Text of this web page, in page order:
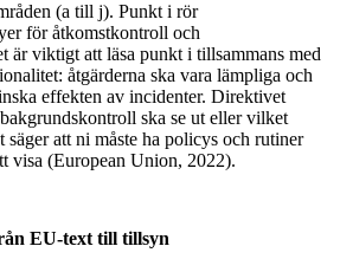
(a till j). Punkt i rör
för åtkomstkontroll och
är viktigt att läsa punkt i tillsammans med
åtgärderna ska vara lämpliga och
effekten av incidenter. Direktivet
ska se ut eller vilket
säger att ni måste ha policys och rutiner
visa (European Union, 2022).
EU-text till tillsyn